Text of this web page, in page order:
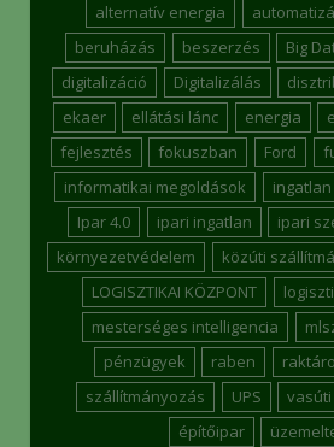
alternatív energia
beruházás
beszerzés Big
digitalizáció
Digitalizálás
ekaer
ellátási lánc energia
fejlesztés
fokuszban Ford
informatikai megoldások
ingatlan
Ipar 4.0
ipari ingatlan ipari
környezetvédelem
közúti
LOGISZTIKAI KÖZPONT
mesterséges intelligencia
pénzügyek
raben
szállítmányozás
UPS
építőipar